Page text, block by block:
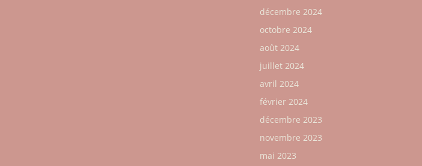
décembre 2024
octobre 2024
août 2024
juillet 2024
avril 2024
février 2024
décembre 2023
novembre 2023
mai 2023